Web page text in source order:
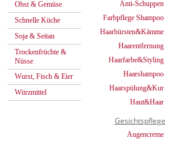
Obst & Gemüse
Schnelle Küche
Soja & Seitan
Trockenfrüchte &
Nüsse
Wurst, Fisch & Eier
Würzmittel
Anti-Schuppen
Farbpflege Shampoo
Haarbürsten&Kämme
Haarentfernung
Haarfarbe&Styling
Haarshampoo
Haarspülung&Kur
Haut&Haar
Gesichtspflege
Augencreme